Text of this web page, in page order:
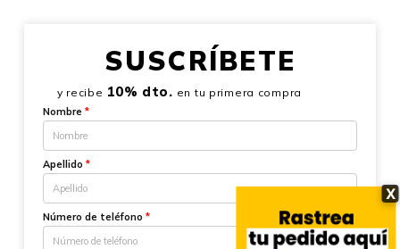
X
SUSCRÍBETE
y recibe 10% dto. en tu primera compra
Nombre *
Apellido *
Número de teléfono *